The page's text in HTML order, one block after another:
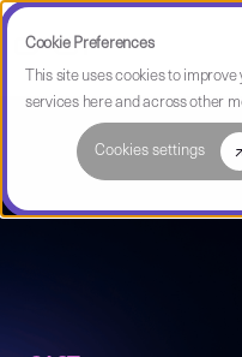
Cookie Preferences
This site uses cookies to
services here and across other
Cookies settings